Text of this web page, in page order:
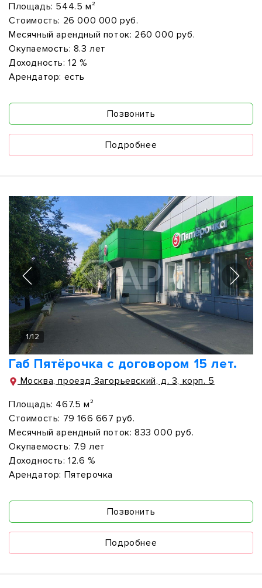
Площадь: 544.5 м²
Стоимость: 26 000 000 руб.
Месячный арендный поток: 260 000 руб.
Окупаемость: 8.3 лет
Доходность: 12 %
Арендатор: есть
Позвонить
Подробнее
1/12
Габ Пятёрочка с договором 15 лет.
Москва, проезд Загорьевский, д. 3, корп. 5
Площадь: 467.5 м²
Стоимость: 79 166 667 руб.
Месячный арендный поток: 833 000 руб.
Окупаемость: 7.9 лет
Доходность: 12.6 %
Арендатор: Пятерочка
Позвонить
Подробнее